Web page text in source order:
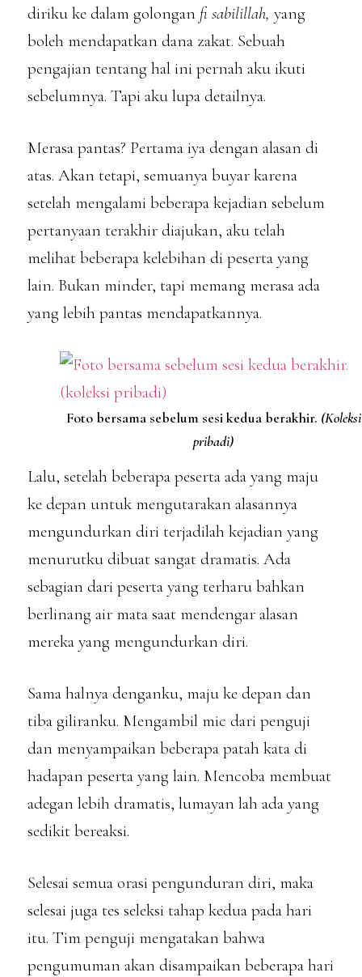
diriku ke dalam golongan fi sabilillah, yang
boleh mendapatkan dana zakat. Sebuah
pengajian tentang hal ini pernah aku ikuti
sebelumnya. Tapi aku lupa detailnya.
Merasa pantas? Pertama iya dengan alasan di
atas. Akan tetapi, semuanya buyar karena
setelah mengalami beberapa kejadian sebelum
pertanyaan terakhir diajukan, aku telah
melihat beberapa kelebihan di peserta yang
lain. Bukan minder, tapi memang merasa ada
yang lebih pantas mendapatkannya.
Foto bersama sebelum sesi kedua berakhir. (Koleksi
pribadi)
Lalu, setelah beberapa peserta ada yang maju
ke depan untuk mengutarakan alasannya
mengundurkan diri terjadilah kejadian yang
menurutku dibuat sangat dramatis. Ada
sebagian dari peserta yang terharu bahkan
berlinang air mata saat mendengar alasan
mereka yang mengundurkan diri.
Sama halnya denganku, maju ke depan dan
tiba giliranku. Mengambil mic dari penguji
dan menyampaikan beberapa patah kata di
hadapan peserta yang lain. Mencoba membuat
adegan lebih dramatis, lumayan lah ada yang
sedikit bereaksi.
Selesai semua orasi pengunduran diri, maka
selesai juga tes seleksi tahap kedua pada hari
itu. Tim penguji mengatakan bahwa
pengumuman akan disampaikan beberapa hari